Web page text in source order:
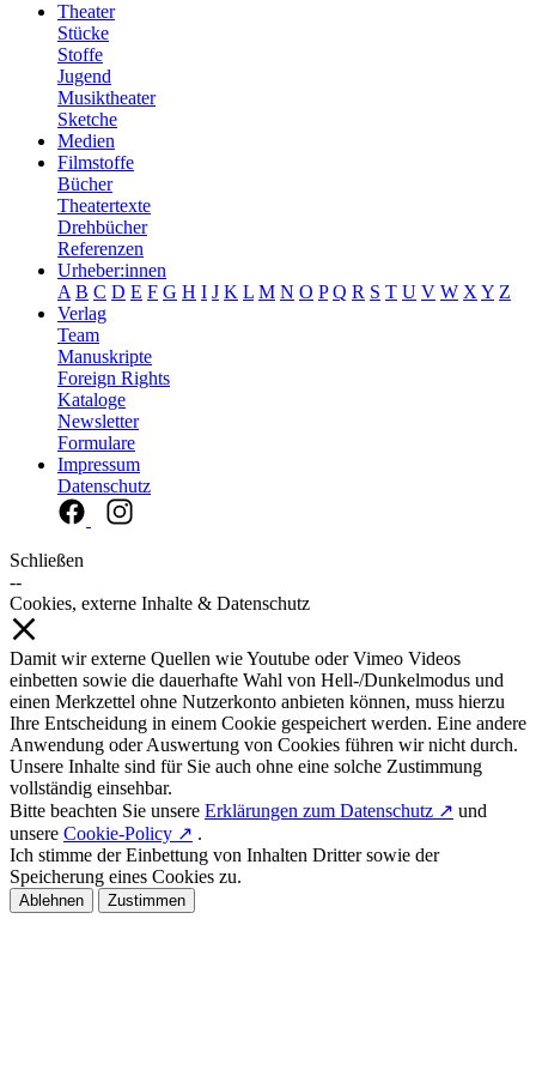
Theater
Stücke
Stoffe
Jugend
Musiktheater
Sketche
Medien
Filmstoffe
Bücher
Theatertexte
Drehbücher
Referenzen
Urheber:innen
A B C D E F G H I J K L M N O P Q R S T U V W X Y Z
Verlag
Team
Manuskripte
Foreign Rights
Kataloge
Newsletter
Formulare
Impressum
Datenschutz
Schließen
--
Cookies, externe Inhalte & Datenschutz
Damit wir externe Quellen wie Youtube oder Vimeo Videos
einbetten sowie die dauerhafte Wahl von Hell-/Dunkelmodus und
einen Merkzettel ohne Nutzerkonto anbieten können, muss hierzu
Ihre Entscheidung in einem Cookie gespeichert werden. Eine andere
Anwendung oder Auswertung von Cookies führen wir nicht durch.
Unsere Inhalte sind für Sie auch ohne eine solche Zustimmung
vollständig einsehbar.
Bitte beachten Sie unsere Erklärungen zum Datenschutz ↗ und
unsere Cookie-Policy ↗ .
Ich stimme der Einbettung von Inhalten Dritter sowie der
Speicherung eines Cookies zu.
Ablehnen Zustimmen